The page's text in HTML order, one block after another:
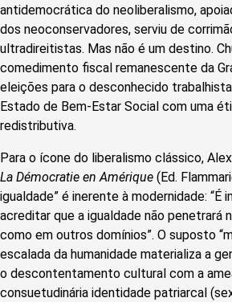
antidemocrática do neoliberalismo,
dos neoconservadores, serviu de
ultradireitistas. Mas não é um destino.
comedimento fiscal remanescente da
eleições para o desconhecido
Estado de Bem-Estar Social com uma
redistributiva.
Para o ícone do liberalismo clássico,
La Démocratie en Amérique (Ed.
igualdade” é inerente à modernidade: “É
acreditar que a igualdade não penetrará
como em outros domínios”. O suposto
escalada da humanidade materializa a
o descontentamento cultural com a
consuetudinária identidade patriarcal